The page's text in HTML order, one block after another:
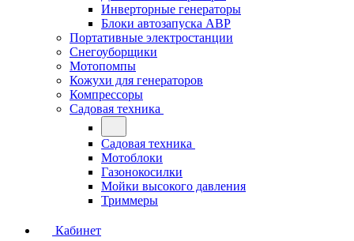
Инверторные генераторы
Блоки автозапуска АВР
Портативные электростанции
Снегоуборщики
Мотопомпы
Кожухи для генераторов
Компрессоры
Садовая техника
Садовая техника
Мотоблоки
Газонокосилки
Мойки высокого давления
Триммеры
Кабинет